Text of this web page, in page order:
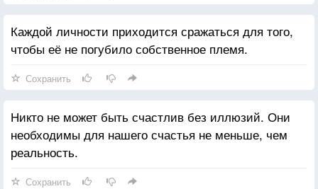
Каждой личности приходится сражаться для того,
чтобы её не погубило собственное племя.
Сохранить
Никто не может быть счастлив без иллюзий. Они
необходимы для нашего счастья не меньше, чем
реальность.
Сохранить